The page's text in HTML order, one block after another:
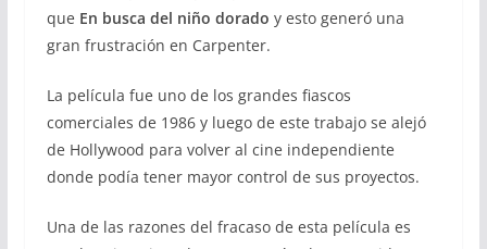
que En busca del niño dorado y esto generó una
gran frustración en Carpenter.
La película fue uno de los grandes fiascos
comerciales de 1986 y luego de este trabajo se alejó
de Hollywood para volver al cine independiente
donde podía tener mayor control de sus proyectos.
Una de las razones del fracaso de esta película es